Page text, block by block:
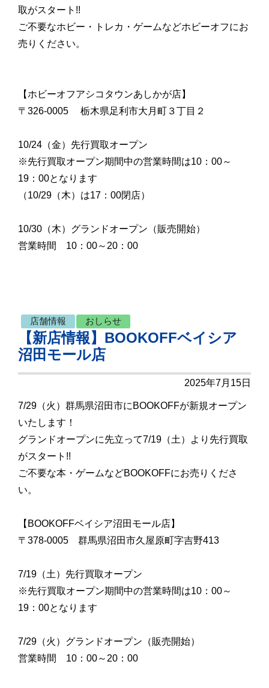
取がスタート!!
ご不要なホビー・トレカ・ゲームなどホビーオフにお
売りください。
【ホビーオフアシコタウンあしかが店】
〒326-0005 栃木県足利市大月町３丁目２
10/24（金）先行買取オープン
※先行買取オープン期間中の営業時間は10：00～
19：00となります
（10/29（木）は17：00閉店）
10/30（木）グランドオープン（販売開始）
営業時間 10：00～20：00
店舗情報 おしらせ
【新店情報】BOOKOFFベイシア
沼田モール店
2025年7月15日
7/29（火）群馬県沼田市にBOOKOFFが新規オープン
いたします！
グランドオープンに先立って7/19（土）より先行買取
がスタート!!
ご不要な本・ゲームなどBOOKOFFにお売りくださ
い。
【BOOKOFFベイシア沼田モール店】
〒378‐0005 群馬県沼田市久屋原町字吉野413
7/19（土）先行買取オープン
※先行買取オープン期間中の営業時間は10：00～
19：00となります
7/29（火）グランドオープン（販売開始）
営業時間 10：00～20：00